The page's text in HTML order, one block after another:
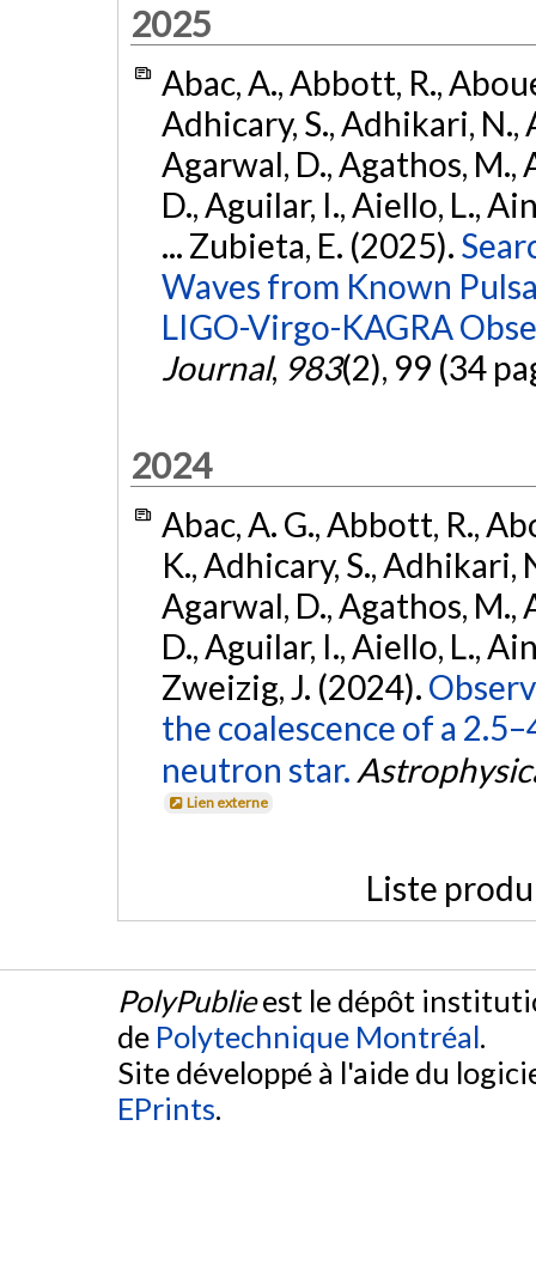
2025
Abac, A., Abbott, R.,
Adhicary, S., Adhikari, N.,
Agarwal, D., Agathos, M.,
D., Aguilar, I., Aiello, L.,
... Zubieta, E. (2025).
Waves from Known
LIGO-Virgo-KAGRA
Journal, 983(2), 99 (34
2024
Abac, A. G., Abbott, R.,
K., Adhicary, S., Adhikari,
Agarwal, D., Agathos, M.,
D., Aguilar, I., Aiello, L.,
Zweizig, J. (2024).
the coalescence of a
neutron star.
Lien externe
Liste
PolyPublieest le dépôt
de Polytechnique Montréal.
Site développé à l'aide du
EPrints.